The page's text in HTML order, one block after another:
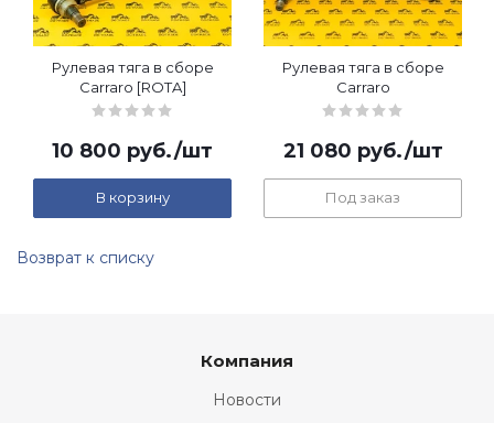
Рулевая тяга в сборе
Carraro [ROTA]
10 800 руб./шт
В корзину
Рулевая тяга в сборе
Carraro
21 080 руб./шт
Под заказ
Возврат к списку
Компания
Новости